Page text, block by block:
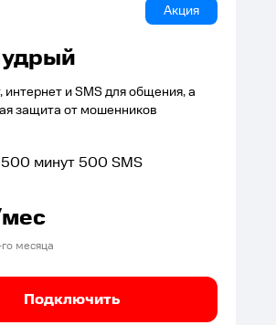
Акция
интернет и SMS для общения, а
защита от мошенников
500 минут500 SMS
месяца
Подключить